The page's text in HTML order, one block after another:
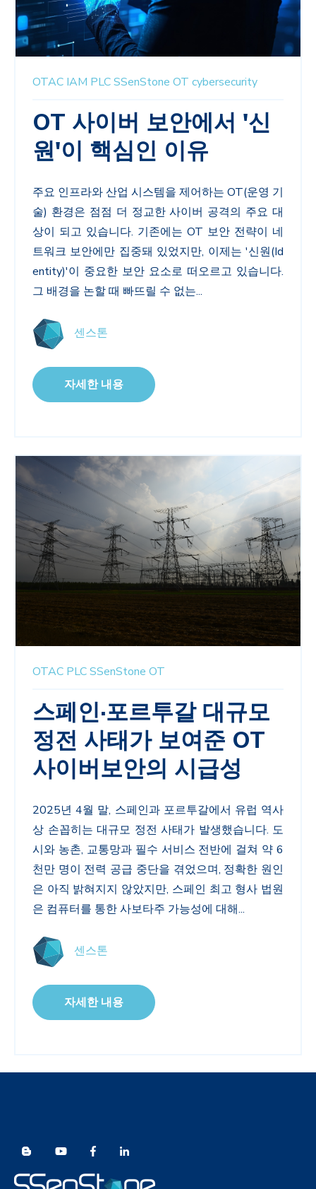
OTAC IAM PLCSSenStone OT cybersecurity
OT 사이버 보안에서 '신
원'이 핵심인 이유
주요 인프라와 산업 시스템을 제어하는 OT(운영 기
술) 환경은 점점 더 정교한 사이버 공격의 주요 대
상이 되고 있습니다. 기존에는 OT 보안 전략이 네
트워크 보안에만 집중돼 있었지만, 이제는 '신원(Id
entity)'이 중요한 보안 요소로 떠오르고 있습니다.
그 배경을 논할 때 빠뜨릴 수 없는...
센스톤
자세한 내용
OTAC PLCSSenStone OT
스페인·포르투갈 대규모
정전 사태가 보여준 OT
사이버보안의 시급성
2025년 4월 말, 스페인과 포르투갈에서 유럽 역사
상 손꼽히는 대규모 정전 사태가 발생했습니다. 도
시와 농촌, 교통망과 필수 서비스 전반에 걸쳐 약 6
천만 명이 전력 공급 중단을 겪었으며, 정확한 원인
은 아직 밝혀지지 않았지만, 스페인 최고 형사 법원
은 컴퓨터를 통한 사보타주 가능성에 대해...
센스톤
자세한 내용